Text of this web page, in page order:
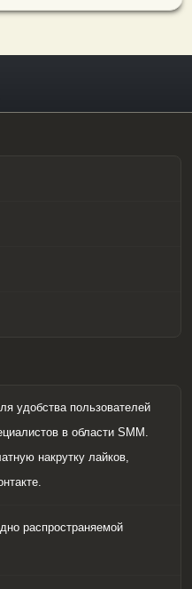
удобства пользователей
в области SMM.
накрутку лайков,
распространяемой